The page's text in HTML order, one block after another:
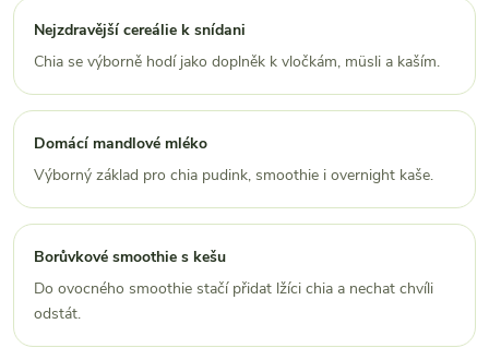
Nejzdravější cereálie k snídani
Chia se výborně hodí jako doplněk k vločkám, müsli a kaším.
Domácí mandlové mléko
Výborný základ pro chia pudink, smoothie i overnight kaše.
Borůvkové smoothie s kešu
Do ovocného smoothie stačí přidat lžíci chia a nechat chvíli
odstát.